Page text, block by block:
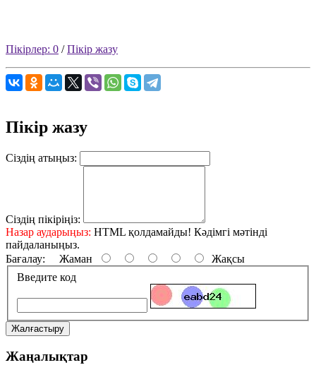
Пікірлер: 0 /Пікір жазу
Пікір жазу
Сіздің атыңыз:
Сіздің пікіріңіз:
Назар аударыңыз: HTML қолдамайды! Кәдімгі мәтінді
пайдаланыңыз.
Бағалау: Жаман
Жақсы
Введите код
Жалғастыру
Жаңалықтар